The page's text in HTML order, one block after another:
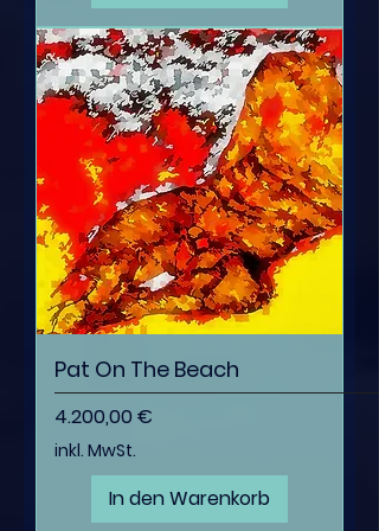
Pat On The Beach
Preis
4.200,00 €
inkl. MwSt.
In den Warenkorb